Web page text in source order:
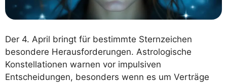
Der 4. April bringt für bestimmte Sternzeichen
besondere Herausforderungen. Astrologische
Konstellationen warnen vor impulsiven
Entscheidungen, besonders wenn es um Verträge